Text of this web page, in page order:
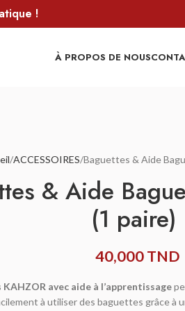
!
À PROPOS DE NOUS
ACCESSOIRES Baguettes & Aide
& Aide
(1 paire)
40,000TND
avec aide à l’apprentissage
à utiliser des baguettes grâce à